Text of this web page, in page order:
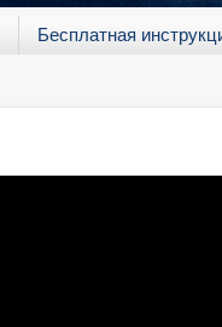
Бесплатная